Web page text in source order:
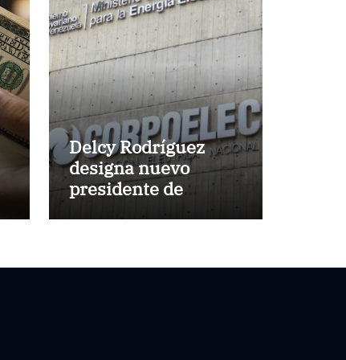
Delcy Rodríguez
designa nuevo
presidente de
Corpoelec y nuevo